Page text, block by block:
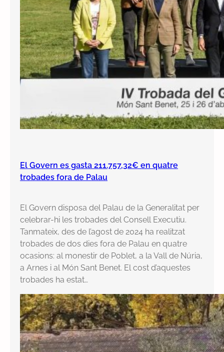
El Govern es gasta 211.757,32€ en quatre
trobades fora de Palau
El Govern disposa del Palau de la Generalitat per
celebrar-hi les trobades del Consell Executiu.
Tanmateix, des de l’agost de 2024 ha realitzat
trobades de dos dies fora de Palau en quatre
ocasions: al monestir de Poblet, a la Vall de Núria,
a Arnes i al Món Sant Benet. El cost d’aquestes
trobades ha estat…